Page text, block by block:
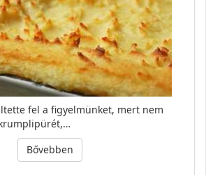
fel a figyelmünket, mert nem
Bővebben